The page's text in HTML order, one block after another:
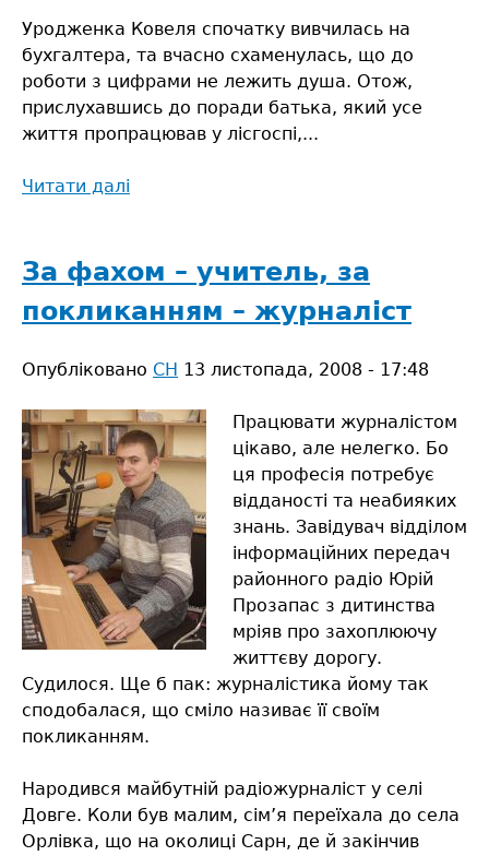
Уродженка Ковеля спочатку вивчилась на
бухгалтера, та вчасно схаменулась, що до
роботи з цифрами не лежить душа. Отож,
прислухавшись до поради батька, який усе
життя пропрацював у лісгоспі,...
Читати далі
царства
За фахом – учитель, за
покликанням – журналіст
Опубліковано СН 13 листопада, 2008 - 17:48
Працювати журналістом
цікаво, але нелегко. Бо
ця професія потребує
відданості та неабияких
знань. Завідувач відділом
інформаційних передач
районного радіо Юрій
Прозапас з дитинства
мріяв про захоплюючу
життєву дорогу.
Судилося. Ще б пак: журналістика йому так
сподобалася, що сміло називає її своїм
покликанням.
Народився майбутній радіожурналіст у селі
Довге. Коли був малим, сім’я переїхала до села
Орлівка, що на околиці Сарн, де й закінчив